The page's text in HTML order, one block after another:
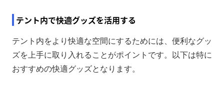
テント内で快適グッズを活用する
テント内をより快適な空間にするためには、便利なグッ
ズを上手に取り入れることがポイントです。以下は特に
おすすめの快適グッズとなります。